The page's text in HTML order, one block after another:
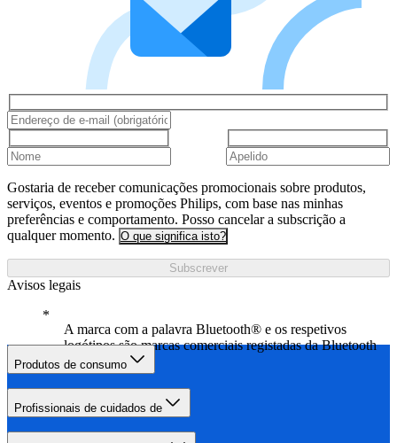
Gostaria de receber comunicações promocionais sobre produtos,
serviços, eventos e promoções Philips, com base nas minhas
preferências e comportamento. Posso cancelar a subscrição a
qualquer momento. O que significa isto?
Subscrever
Avisos legais
A marca com a palavra Bluetooth® e os respetivos
logótipos são marcas comerciais registadas da Bluetooth
SIG, Inc.
Produtos de consumo
Profissionais de cuidados de